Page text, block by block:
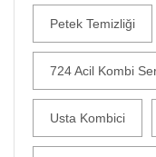
Petek Temizliği
724 Acil Kombi
Usta Kombici